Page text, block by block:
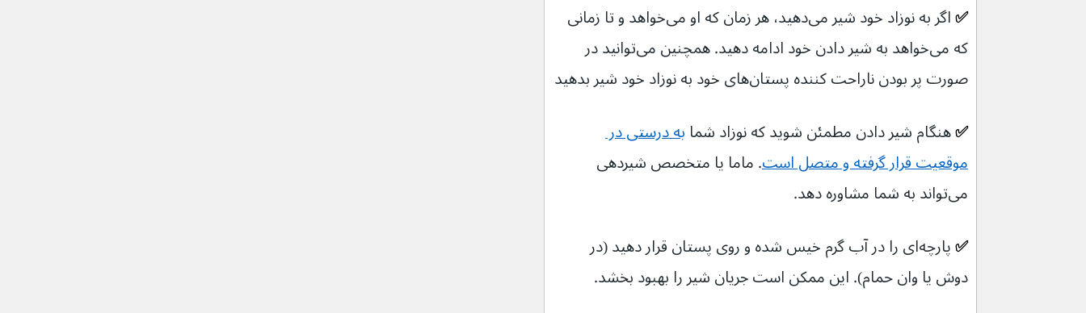
✅
اگر به نوزاد خود شیر می‌دهید، هر زمان که او می‌خواهد و تا زمانی
که می‌خواهد به شیر دادن خود ادامه دهید. همچنین می‌توانید در
صورت پر بودن ناراحت کننده پستان‌های خود به نوزاد خود شیر بدهید
✅ هنگام شیر دادن مطمئن شوید که نوزاد شما به درستی در
موقعیت قرار گرفته و متصل است. ماما یا متخصص شیردهی
می‌تواند به شما مشاوره دهد.
✅
پارچه‌ای را در آب گرم خیس شده و روی پستان قرار دهید (در
دوش یا وان حمام). این ممکن است جریان شیر را بهبود بخشد.